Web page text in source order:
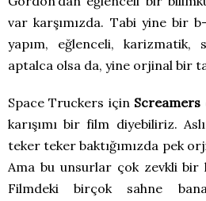
var karşımızda. Tabi yine bir
yapım, eğlenceli, karizmatik,
aptalca olsa da, yine orjinal bir
Space Truckers için Screamers
karışımı bir film diyebiliriz.
teker teker baktığımızda pek
Ama bu unsurlar çok zevkli bir
Filmdeki birçok sahne